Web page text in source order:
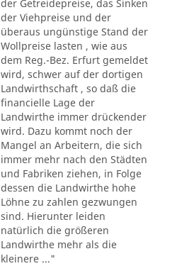
der Getreidepreise, das Sinken
der Viehpreise und der
überaus ungünstige Stand der
Wollpreise lasten , wie aus
dem Reg.-Bez. Erfurt gemeldet
wird, schwer auf der dortigen
Landwirthschaft , so daß die
financielle Lage der
Landwirthe immer drückender
wird. Dazu kommt noch der
Mangel an Arbeitern, die sich
immer mehr nach den Städten
und Fabriken ziehen, in Folge
dessen die Landwirthe hohe
Löhne zu zahlen gezwungen
sind. Hierunter leiden
natürlich die größeren
Landwirthe mehr als die
kleinere ..."